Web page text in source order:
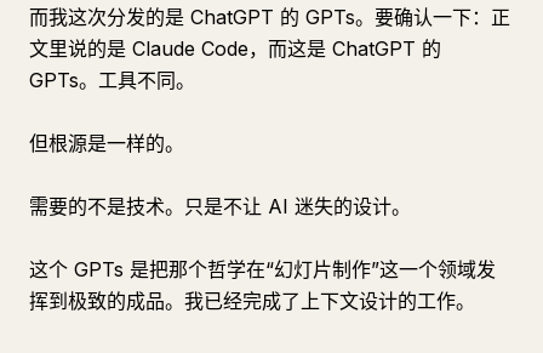
而我这次分发的是 ChatGPT 的 GPTs。要确认一下：正
文里说的是 Claude Code，而这是 ChatGPT 的
GPTs。工具不同。
但根源是一样的。
需要的不是技术。只是不让 AI 迷失的设计。
这个 GPTs 是把那个哲学在“幻灯片制作”这一个领域发
挥到极致的成品。我已经完成了上下文设计的工作。